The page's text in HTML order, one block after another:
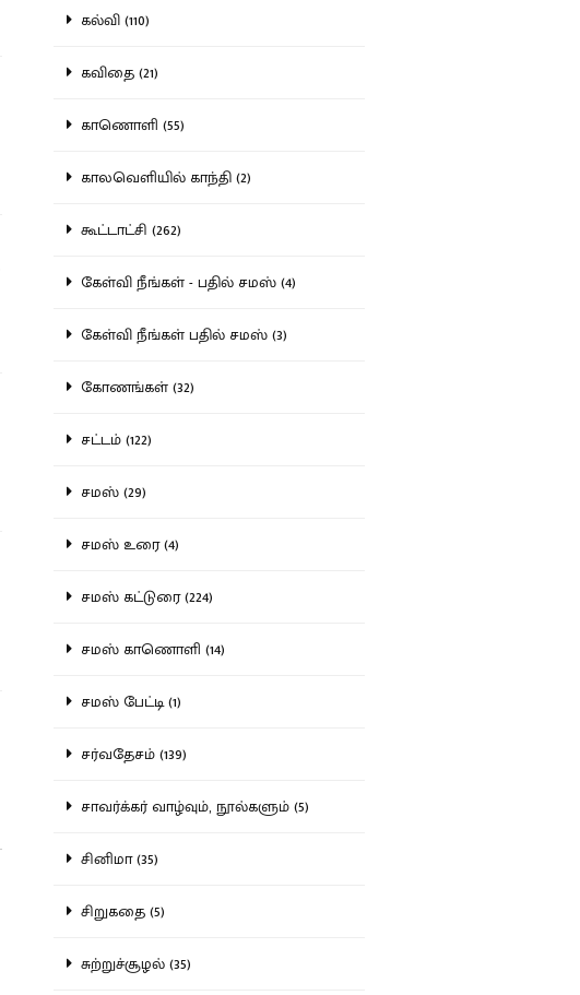
கல்வி (110)
கவிதை (21)
காணொளி (55)
காலவெளியில் காந்தி (2)
கூட்டாட்சி (262)
கேள்வி நீங்கள் - பதில் சமஸ் (4)
கேள்வி நீங்கள் பதில் சமஸ் (3)
கோணங்கள் (32)
சட்டம் (122)
சமஸ் (29)
சமஸ் உரை (4)
சமஸ் கட்டுரை (224)
சமஸ் காணொளி (14)
சமஸ் பேட்டி (1)
சர்வதேசம் (139)
சாவர்க்கர் வாழ்வும், நூல்களும் (5)
சினிமா (35)
சிறுகதை (5)
சுற்றுச்சூழல் (35)